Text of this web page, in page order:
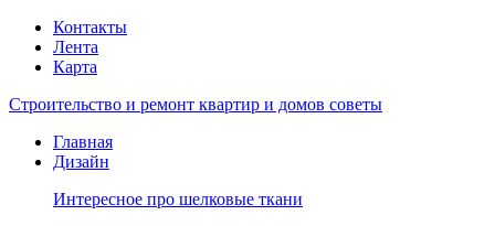
Контакты
Лента
Карта
Строительство и ремонт квартир и домов советы
Главная
Дизайн
Интересное про шелковые ткани